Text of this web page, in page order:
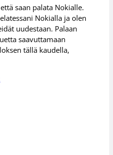
saan palata Nokialle.
Nokialla ja olen
uudestaan. Palaan
saavuttamaan
tällä kaudella,